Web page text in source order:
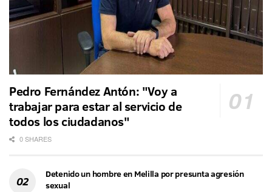
Pedro Fernández Antón: "Voy a
trabajar para estar al servicio de
todos los ciudadanos"
0 SHARES
Detenido un hombre en Melilla por presunta agresión
sexual